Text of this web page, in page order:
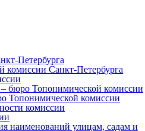
Санкт‑Петербурга
бюро Топонимической комиссии
Топонимической комиссии
комиссии
наименований улицам, садам и